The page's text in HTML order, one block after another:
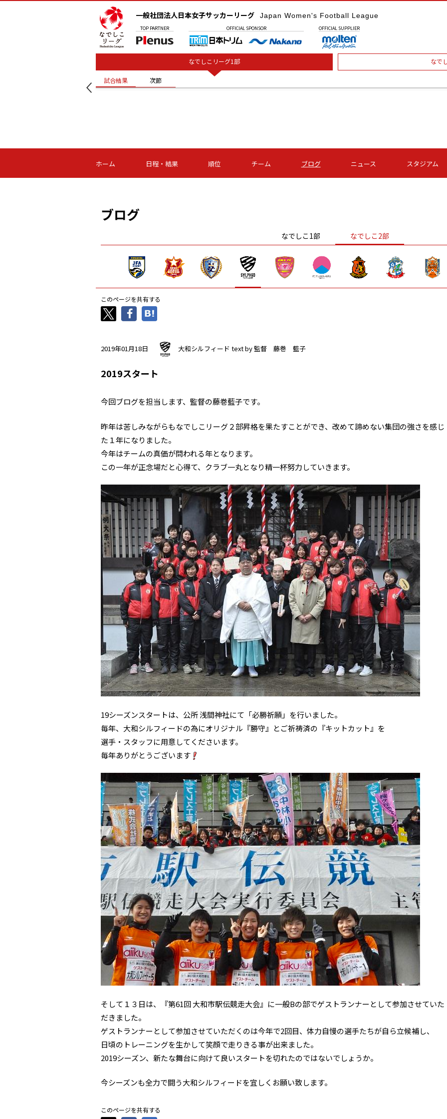
一般社団法人日本女子サッカーリーグ Japan Women's Football League
TOP PARTNER OFFICIAL SPONSOR OFFICIAL SUPPLIER
なでしこリーグ1部 なで
試合結果 次節
ホーム 日程・結果 順位 チーム ブログ ニュース スタジアム
ブログ
なでしこ1部 なでしこ2部
このページを共有する
2019年01月18日 大和シルフィード text by 監督 藤巻 藍子
2019スタート
今回ブログを担当します、監督の藤巻藍子です。
昨年は苦しみながらもなでしこリーグ２部昇格を果たすことができ、改めて諦めない集団の強さを感じ
た１年になりました。
今年はチームの真価が問われる年となります。
この一年が正念場だと心得て、クラブ一丸となり精一杯努力していきます。
19シーズンスタートは、公所 浅間神社にて「必勝祈願」を行いました。
毎年、大和シルフィードの為にオリジナル『勝守』とご祈祷済の『キットカット』を
選手・スタッフに用意してくださいます。
毎年ありがとうございます
そして１３日は、『第61回 大和市駅伝競走大会』に一般Bの部でゲストランナーとして参加させていた
だきました。
ゲストランナーとして参加させていただくのは今年で2回目、体力自慢の選手たちが自ら立候補し、
日頃のトレーニングを生かして笑顔で走りきる事が出来ました。
2019シーズン、新たな舞台に向けて良いスタートを切れたのではないでしょうか。
今シーズンも全力で闘う大和シルフィードを宜しくお願い致します。
このページを共有する